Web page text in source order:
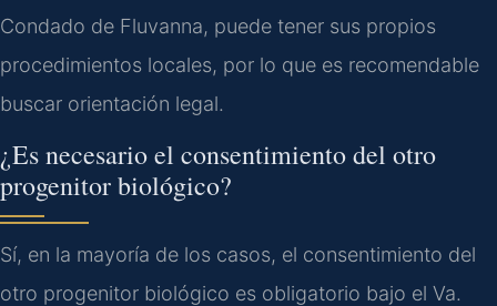
Condado de Fluvanna, puede tener sus propios
procedimientos locales, por lo que es recomendable
buscar orientación legal.
¿Es necesario el consentimiento del otro
progenitor biológico?
Sí, en la mayoría de los casos, el consentimiento del
otro progenitor biológico es obligatorio bajo el Va.